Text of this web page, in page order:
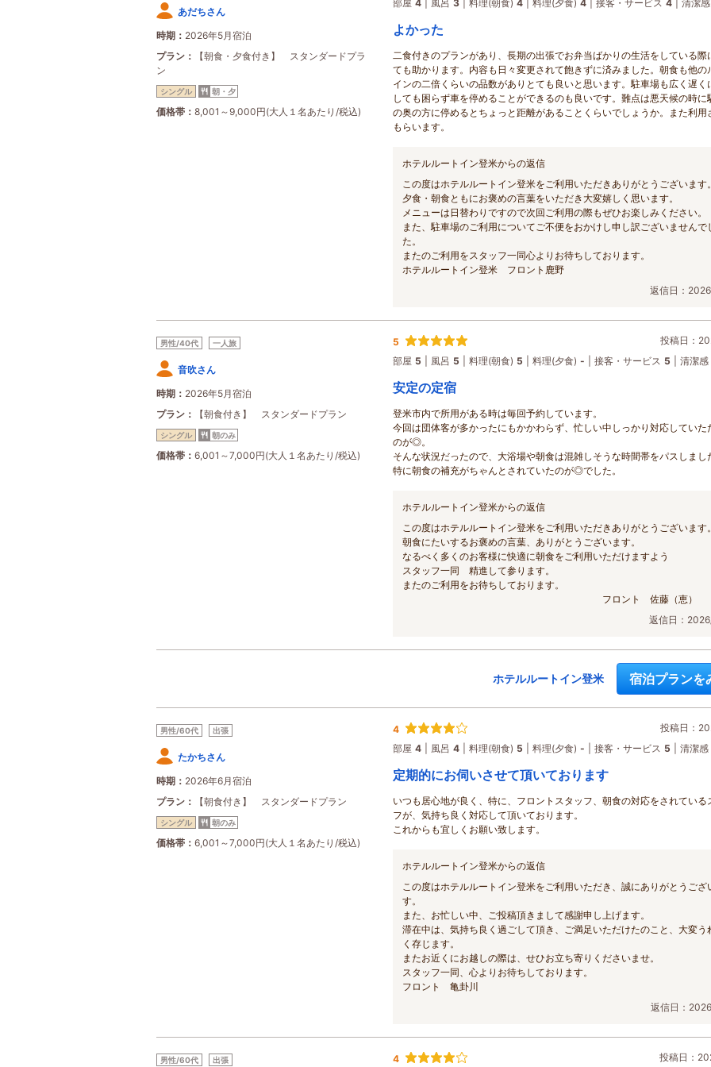
あだちさん
時期
2026年5月宿泊
プラン
【朝食・夕食付き】 スタンダードプラ
ン
シングル 朝・夕
価格帯 8,001～9,000円(大人１名あたり/税込)
部屋 4 風呂 3 料理(朝食) 4 料理(夕食) 4 接客・サービス 4 清潔感
よかった
二食付きのプランがあり、長期の出張でお弁当ばかりの生活をしている際
ても助かります。内容も日々変更されて飽きずに済みました。朝食も他の
インの二倍くらいの品数がありとても良いと思います。駐車場も広く遅く
しても困らず車を停めることができるのも良いです。難点は悪天候の時に
の奥の方に停めるとちょっと距離があることくらいでしょうか。また利用
もらいます。
ホテルルートイン登米からの返信
この度はホテルルートイン登米をご利用いただきありがとうございます。
夕食・朝食ともにお褒めの言葉をいただき大変嬉しく思います。
メニューは日替わりですので次回ご利用の際もぜひお楽しみください。
また、駐車場のご利用についてご不便をおかけし申し訳ございませんで
た。
またのご利用をスタッフ一同心よりお待ちしております。
ホテルルートイン登米 フロント鹿野
返信日：
男性/40代 一人旅
音吹さん
時期
2026年5月宿泊
プラン
【朝食付き】 スタンダードプラン
シングル 朝のみ
価格帯 6,001～7,000円(大人１名あたり/税込)
5
投稿日：
部屋 5 風呂 5 料理(朝食) 5 料理(夕食) - 接客・サービス 5 清潔感
安定の定宿
登米市内で所用がある時は毎回予約しています。
今回は団体客が多かったにもかかわらず、忙しい中しっかり対応していた
のが◎。
そんな状況だったので、大浴場や朝食は混雑しそうな時間帯をパスしまし
特に朝食の補充がちゃんとされていたのが◎でした。
ホテルルートイン登米からの返信
この度はホテルルートイン登米をご利用いただきありがとうございます。
朝食にたいするお褒めの言葉、ありがとうございます。
なるべく多くのお客様に快適に朝食をご利用いただけますよう
スタッフ一同 精進して参ります。
またのご利用をお待ちしております。
フロント 佐藤（恵）
返信日：
ホテルルートイン登米 宿泊プランを
男性/60代 出張
たかちさん
時期
2026年6月宿泊
プラン
【朝食付き】 スタンダードプラン
シングル 朝のみ
価格帯 6,001～7,000円(大人１名あたり/税込)
4
投稿日：
部屋 4 風呂 4 料理(朝食) 5 料理(夕食) - 接客・サービス 5 清潔感
定期的にお伺いさせて頂いております
いつも居心地が良く、特に、フロントスタッフ、朝食の対応をされている
フが、気持ち良く対応して頂いております。
これからも宜しくお願い致します。
ホテルルートイン登米からの返信
この度はホテルルートイン登米をご利用いただき、誠にありがとうござ
す。
また、お忙しい中、ご投稿頂きまして感謝申し上げます。
滞在中は、気持ち良く過ごして頂き、ご満足いただけたのこと、大変う
く存じます。
またお近くにお越しの際は、せひお立ち寄りくださいませ。
スタッフ一同、心よりお待ちしております。
フロント 亀卦川
返信日：
男性/60代 出張 4 投稿日：